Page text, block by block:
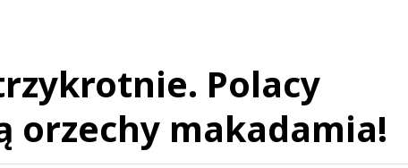
Anuluj
Polacy
orzechy makadamia!